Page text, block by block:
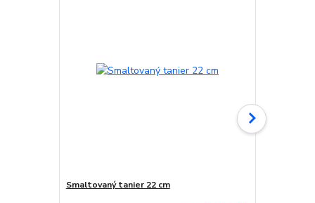
Smaltovaný tanier 22 cm